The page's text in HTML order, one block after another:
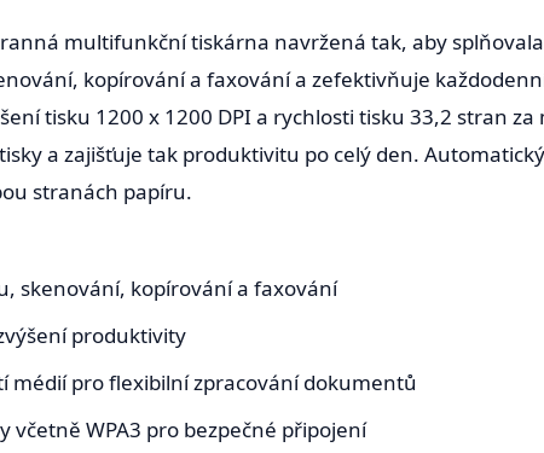
multifunkční tiskárna navržená tak, aby
kopírování a faxování a zefektivňuje
tisku 1200 x 1200 DPI a rychlosti tisku 33,2 stran
a zajišťuje tak produktivitu po celý den.
stranách papíru.
skenování, kopírování a faxování
produktivity
médií pro flexibilní zpracování dokumentů
včetně WPA3 pro bezpečné připojení